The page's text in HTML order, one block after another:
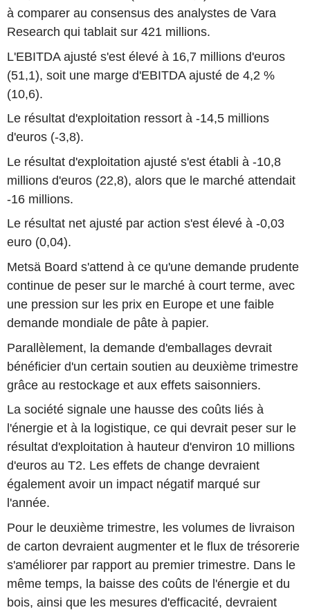
à comparer au consensus des analystes de Vara
Research qui tablait sur 421 millions.
L'EBITDA ajusté s'est élevé à 16,7 millions d'euros
(51,1), soit une marge d'EBITDA ajusté de 4,2 %
(10,6).
Le résultat d'exploitation ressort à -14,5 millions
d'euros (-3,8).
Le résultat d'exploitation ajusté s'est établi à -10,8
millions d'euros (22,8), alors que le marché attendait
-16 millions.
Le résultat net ajusté par action s'est élevé à -0,03
euro (0,04).
Metsä Board s'attend à ce qu'une demande prudente
continue de peser sur le marché à court terme, avec
une pression sur les prix en Europe et une faible
demande mondiale de pâte à papier.
Parallèlement, la demande d'emballages devrait
bénéficier d'un certain soutien au deuxième trimestre
grâce au restockage et aux effets saisonniers.
La société signale une hausse des coûts liés à
l'énergie et à la logistique, ce qui devrait peser sur le
résultat d'exploitation à hauteur d'environ 10 millions
d'euros au T2. Les effets de change devraient
également avoir un impact négatif marqué sur
l'année.
Pour le deuxième trimestre, les volumes de livraison
de carton devraient augmenter et le flux de trésorerie
s'améliorer par rapport au premier trimestre. Dans le
même temps, la baisse des coûts de l'énergie et du
bois, ainsi que les mesures d'efficacité, devraient